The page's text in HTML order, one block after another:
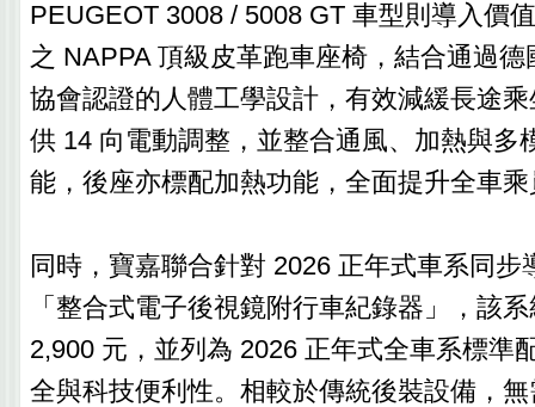
PEUGEOT 3008 / 5008 GT 車型則導入價
之 NAPPA 頂級皮革跑車座椅，結合通過
協會認證的人體工學設計，有效減緩長途
供 14 向電動調整，並整合通風、加熱與多
能，後座亦標配加熱功能，全面提升全車
同時，寶嘉聯合針對 2026 正年式車系同步
「整合式電子後視鏡附行車紀錄器」，該
2,900 元，並列為 2026 正年式全車系標準
全與科技便利性。相較於傳統後裝設備，